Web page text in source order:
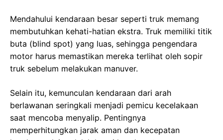
Mendahului kendaraan besar seperti truk memang
membutuhkan kehati-hatian ekstra. Truk memiliki titik
buta (blind spot) yang luas, sehingga pengendara
motor harus memastikan mereka terlihat oleh sopir
truk sebelum melakukan manuver.
Selain itu, kemunculan kendaraan dari arah
berlawanan seringkali menjadi pemicu kecelakaan
saat mencoba menyalip. Pentingnya
memperhitungkan jarak aman dan kecepatan